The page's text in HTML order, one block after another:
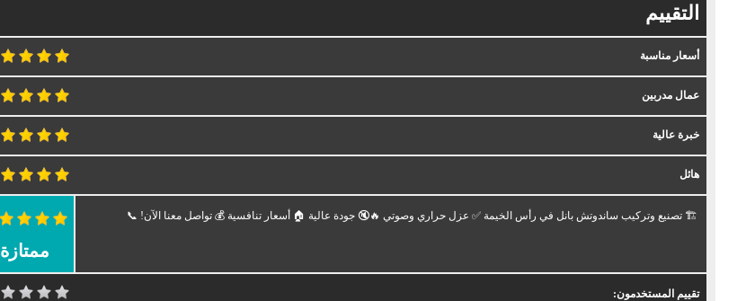
التقييم
أسعار مناسبة
عمال مدربين
خبرة عالية
هائل
ممتازة
🏗️ تصنيع وتركيب ساندوتش بانل في رأس الخيمة ✅ عزل حراري وصوتي 🔥🔇 جودة عالية 🏠 أسعار تنافسية 💰 تواصل معنا الآن! 📞
تقييم المستخدمون: